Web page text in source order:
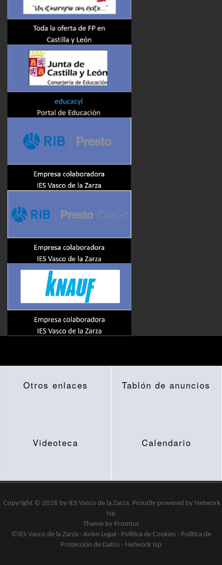
Otros enlaces Tablón de anuncios
Videoteca Calendario
Copyright © 2026 by IES Vasco de la Zarza. Proudly powered by Network
Isp
Theme by Promtur
©IES Vasco de la Zarza · Aviso Legal · Politica de Cookies · Política de
Protección de Datos · Network Isp